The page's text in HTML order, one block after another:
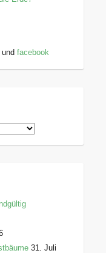
undfacebook
31. Juli